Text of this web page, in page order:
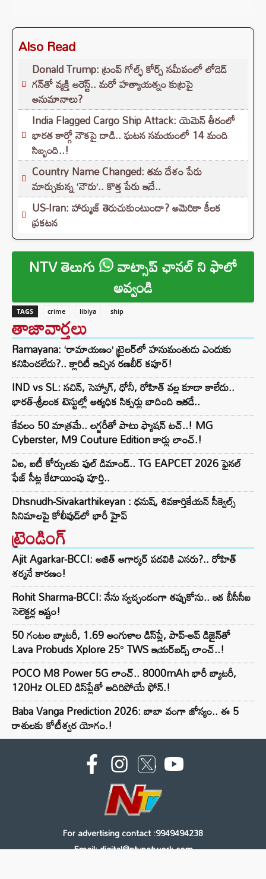
Also Read
Donald Trump: ట్రంప్ గోల్ఫ్ కోర్స్ సమీపంలో లోడెడ్
గన్‌తో వ్యక్తి అరెస్ట్.. మరో హత్యాయత్నం కుట్రపై
అనుమానాలు?
India Flagged Cargo Ship Attack: యెమెన్ తీరంలో
భారత కార్గో నౌకపై దాడి.. ఘటన సమయంలో 14 మంది
సిబ్బంది..!
Country Name Changed: తమ దేశం పేరు
మార్చుకున్న ‘నౌరు’.. కొత్త పేరు ఇదే..
US-Iran: హార్ముజ్ తెరుచుకుంటుందా? అమెరికా కీలక
ప్రకటన
NTV తెలుగు వాట్సాప్ ఛానల్ ని ఫాలో
అవ్వండి
TAGS crime libiya ship
తాజావార్తలు
Ramayana: ‘రామాయణం’ ట్రైలర్‌లో హనుమంతుడు ఎందుకు
కనిపించలేదు?.. క్లారిటీ ఇచ్చిన రణబీర్ కపూర్!
IND vs SL: సచిన్, సెహ్వాగ్, ధోనీ, రోహిత్‌ వల్ల కూడా కాలేదు..
భారత్-శ్రీలంక టెస్టుల్లో అత్యధిక సిక్సర్లు బాదింది ఇతడే..
కేవలం 50 మాత్రమే.. లగ్జరీతో పాటు ఫ్యాషన్ టచ్..! MG
Cyberster, M9 Couture Edition కార్లు లాంచ్.!
ఏఐ, ఐటీ కోర్సులకు ఫుల్ డిమాండ్.. TG EAPCET 2026 ఫైనల్
ఫేజ్ సీట్ల కేటాయింపు పూర్తి..
Dhsnudh-Sivakarthikeyan : ధనుష్, శివకార్తికేయన్ సీక్వెల్స్
సినిమాలపై కోలీవుడ్‌లో భారీ హైప్
ట్రెండింగ్‌
Ajit Agarkar-BCCI: అజిత్ అగార్కర్ పదవికి ఎసరు?.. రోహిత్
శర్మనే కారణం!
Rohit Sharma-BCCI: నేను స్వచ్ఛందంగా తప్పుకోను.. ఇక బీసీసీఐ
సెలెక్టర్ల ఇష్టం!
50 గంటల బ్యాటరీ, 1.69 అంగుళాల డిస్‌ప్లే, పాప్-అప్ డిజైన్‌తో
Lava Probuds Xplore 25° TWS ఇయర్‌బడ్స్ లాంచ్..!
POCO M8 Power 5G లాంచ్.. 8000mAh భారీ బ్యాటరీ,
120Hz OLED డిస్‌ప్లేతో అదిరిపోయే ఫోన్.!
Baba Vanga Prediction 2026: బాబా వంగా జోస్యం.. ఈ 5
రాశులకు కోటీశ్వర యోగం.!
For advertising contact :9949494238
Email: digital@ntvnetwork.com